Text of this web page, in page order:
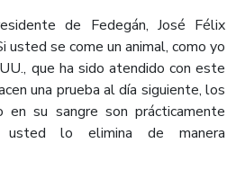
de Fedegán, José Félix
usted se come un animal, como yo
que ha sido atendido con este
una prueba al día siguiente, los
su sangre son prácticamente
usted lo elimina de manera